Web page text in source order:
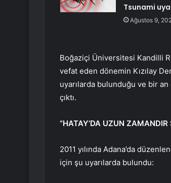
Tsunami
Ağustos 9,
Boğaziçi Üniversitesi Kandilli
vefat eden dönemin Kızılay
uyarılarda bulunduğu ve bir
çıktı.
“HATAY’DA UZUN ZAMANDIR
2011 yılında Adana’da
için şu uyarılarda bulundu: